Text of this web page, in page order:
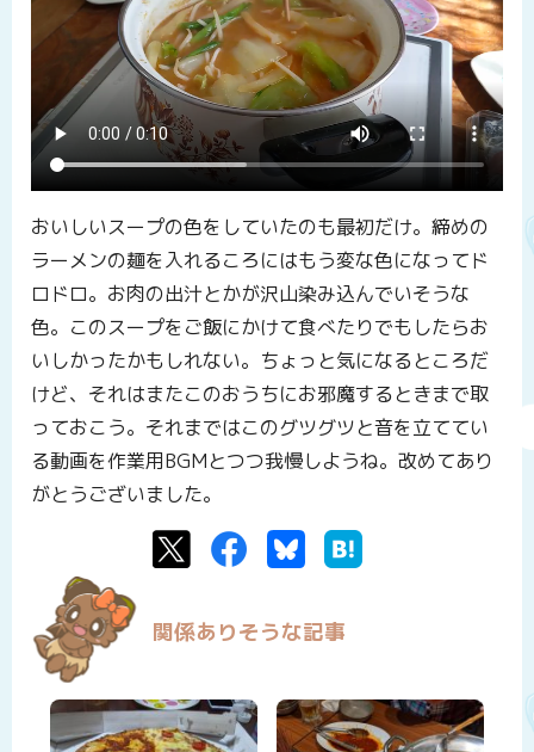
おいしいスープの色をしていたのも最初だけ。締めの
ラーメンの麺を入れるころにはもう変な色になってド
ロドロ。お肉の出汁とかが沢山染み込んでいそうな
色。このスープをご飯にかけて食べたりでもしたらお
いしかったかもしれない。ちょっと気になるところだ
けど、それはまたこのおうちにお邪魔するときまで取
っておこう。それまではこのグツグツと音を立ててい
る動画を作業用BGMとつつ我慢しようね。改めてあり
がとうございました。
TwitterFacebookBluesky
関係ありそうな記事